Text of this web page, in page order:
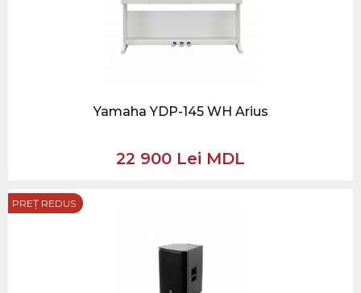
Yamaha YDP-145 WH Arius
22 900 Lei MDL
PREȚ REDUS